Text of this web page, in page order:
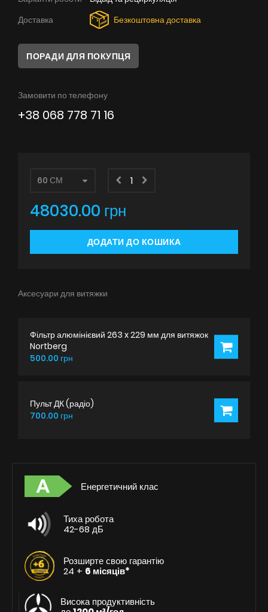
Поради
Інструкції
Доставка
Безкоштовна доставка
ПОРАДИ ДЛЯ ПОКУПЦЯ
Замовити по телефону
+38 068 778 71 16
48030.00 грн
ДОДАТИ ДО КОШИКА
Аксесуари для витяжки
Фільтр алюмінієвий 263 x 229 мм для витяжок
Nortberg
500.00 грн
Пульт ДК (радіо)
700.00 грн
Енергетичний клас
Тиха робота
42-68 дБ
Розширте свою гарантію
24 + 6 місяців*
Висока продуктивність